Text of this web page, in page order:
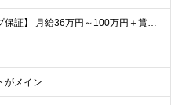
【年収アップ保証】 月給36万円～100万円＋賞与（年3回）＋諸手当 ◆想定年収432万円〜1200万円(経験・スキルを考慮し決定) ※年収アップ保証付帯 ◆基本給には⽉20時間分の固定残業代(31,
がメイン